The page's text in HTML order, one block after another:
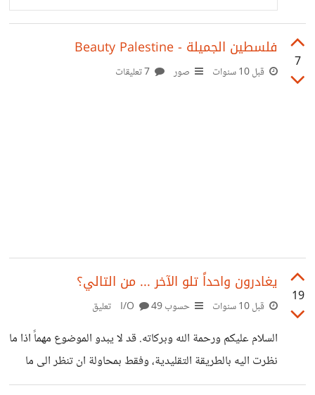
7
فلسطين الجميلة - Beauty Palestine
قبل 10 سنوات صور
19
يغادرون واحداً تلو الآخر ... من التالي؟
قبل 10 سنوات حسوب I/O49 تعليق
السلام عليكم ورحمة الله وبركاته. قد لا يبدو الموضوع مهماً اذا ما
نظرت اليه بالطريقة التقليدية، وفقط بمحاولة ان تنظر الى ما
وراءه ستجد أن هنالك فعلاً أمراً ما يحصل. سأدخل بصلب